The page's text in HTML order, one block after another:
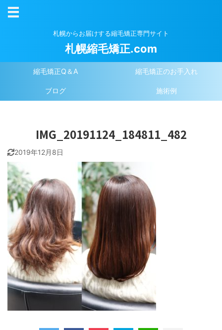
札幌からお届けする縮毛矯正専門サイト
札幌縮毛矯正.com
縮毛矯正Q＆A 縮毛矯正のお手入れ
ブログ 施術例
IMG_20191124_184811_482
2019年12月8日